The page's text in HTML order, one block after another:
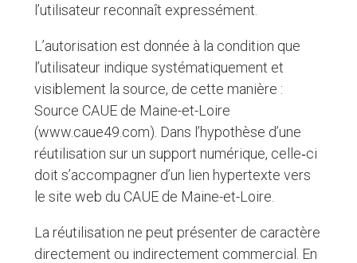
l’utilisateur reconnaît expressément.
L’autorisation est donnée à la condition que
l’utilisateur indique systématiquement et
visiblement la source, de cette manière :
Source CAUE de Maine-et-Loire
(www.caue49.com). Dans l’hypothèse d’une
réutilisation sur un support numérique, celle‐ci
doit s’accompagner d’un lien hypertexte vers
le site web du CAUE de Maine-et-Loire.
La réutilisation ne peut présenter de caractère
directement ou indirectement commercial. En